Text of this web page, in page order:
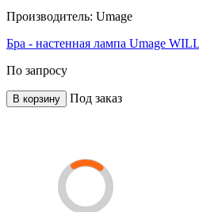
Производитель: Umage
Бра - настенная лампа Umage
По запросу
В корзину Под заказ